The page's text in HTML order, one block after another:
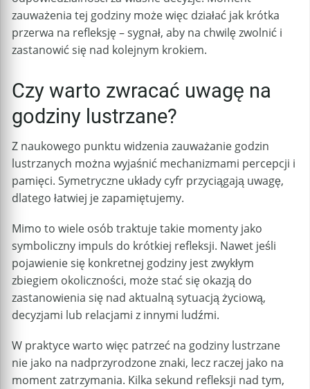
zauważenia tej godziny może więc działać jak krótka
przerwa na refleksję – sygnał, aby na chwilę zwolnić i
zastanowić się nad kolejnym krokiem.
Czy warto zwracać uwagę na
godziny lustrzane?
Z naukowego punktu widzenia zauważanie godzin
lustrzanych można wyjaśnić mechanizmami percepcji i
pamięci. Symetryczne układy cyfr przyciągają uwagę,
dlatego łatwiej je zapamiętujemy.
Mimo to wiele osób traktuje takie momenty jako
symboliczny impuls do krótkiej refleksji. Nawet jeśli
pojawienie się konkretnej godziny jest zwykłym
zbiegiem okoliczności, może stać się okazją do
zastanowienia się nad aktualną sytuacją życiową,
decyzjami lub relacjami z innymi ludźmi.
W praktyce warto więc patrzeć na godziny lustrzane
nie jako na nadprzyrodzone znaki, lecz raczej jako na
moment zatrzymania. Kilka sekund refleksji nad tym,